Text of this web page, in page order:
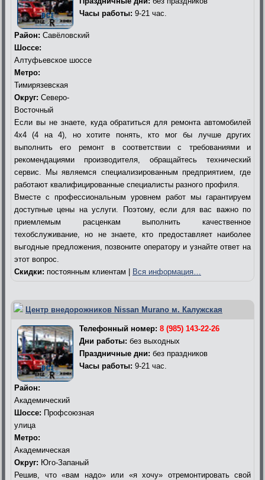
Часы работы: 9-21 час.
Район: Савёловский
Шоссе:
Алтуфьевское шоссе
Метро:
Тимирязевская
Округ: Северо-
Восточный
Если вы не знаете, куда обратиться для ремонта автомобилей
4х4 (4 на 4), но хотите понять, кто мог бы лучше других
выполнить его ремонт в соответствии с требованиями и
рекомендациями производителя, обращайтесь технический
сервис. Мы являемся специализированным предприятием, где
работают квалифицированные специалисты разного профиля.
Вместе с профессиональным уровнем работ мы гарантируем
доступные цены на услуги. Поэтому, если для вас важно по
приемлемым расценкам выполнить качественное
техобслуживание, но не знаете, кто предоставляет наиболее
выгодные предложения, позвоните оператору и узнайте ответ на
этот вопрос.
Скидки: постоянным клиентам | Вся информация…
Центр внедорожников Nissan Murano м. Калужская
Телефонный номер: 8 (985) 143-22-26
Дни работы: без выходных
Праздничные дни: без праздников
Часы работы: 9-21 час.
Район:
Академический
Шоссе: Профсоюзная
улица
Метро:
Академическая
Округ: Юго-Запаный
Решив, что «вам надо» или «я хочу» отремонтировать свой